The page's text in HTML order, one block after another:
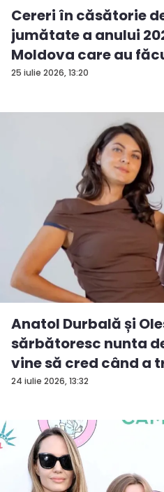
25 iulie 2026, 13:20
Cereri în căsătorie
jumătate a anului
Moldova care au
FO...
24 iulie 2026, 13:32
Anatol Durbală și
sărbătoresc nunta
vine să cred când a
...